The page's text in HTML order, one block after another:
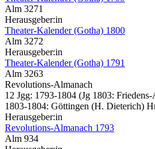
Alm 3271
Herausgeber:in
Theater-Kalender (Gotha) 1800
Alm 3272
Herausgeber:in
Theater-Kalender (Gotha) 1791
Alm 3263
Revolutions-Almanach
12 Jgg: 1793-1804 (Jg 1803:
1803-1804: Göttingen (H. Dieterich)
Herausgeber:in
Revolutions-Almanach 1793
Alm 934